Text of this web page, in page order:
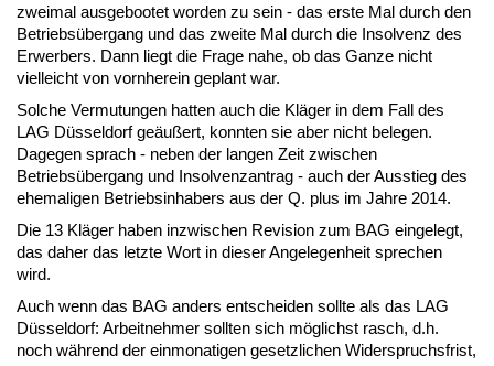
zweimal ausgebootet worden zu sein - das erste Mal durch den
Betriebsübergang und das zweite Mal durch die Insolvenz des
Erwerbers. Dann liegt die Frage nahe, ob das Ganze nicht
vielleicht von vornherein geplant war.
Solche Vermutungen hatten auch die Kläger in dem Fall des
LAG Düsseldorf geäußert, konnten sie aber nicht belegen.
Dagegen sprach - neben der langen Zeit zwischen
Betriebsübergang und Insolvenzantrag - auch der Ausstieg des
ehemaligen Betriebsinhabers aus der Q. plus im Jahre 2014.
Die 13 Kläger haben inzwischen Revision zum BAG eingelegt,
das daher das letzte Wort in dieser Angelegenheit sprechen
wird.
Auch wenn das BAG anders entscheiden sollte als das LAG
Düsseldorf: Arbeitnehmer sollten sich möglichst rasch, d.h.
noch während der einmonatigen gesetzlichen Widerspruchsfrist,